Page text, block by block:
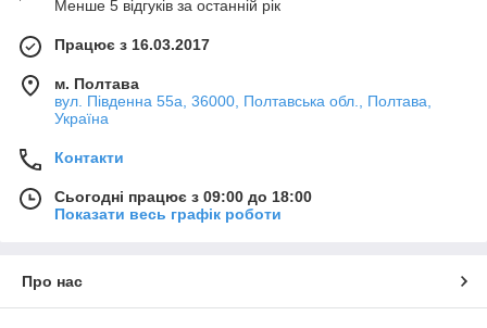
Менше 5 відгуків за останній рік
Працює з 16.03.2017
м. Полтава
вул. Південна 55а, 36000, Полтавська обл., Полтава,
Україна
Контакти
Сьогодні працює з 09:00 до 18:00
Показати весь графік роботи
Про нас